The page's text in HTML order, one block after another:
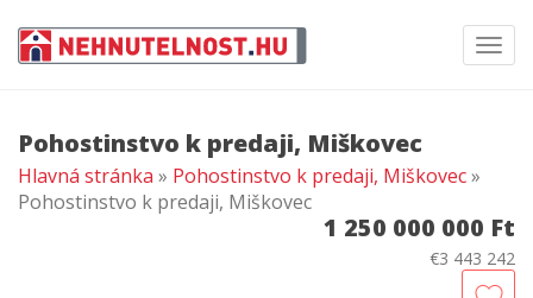
Pohostinstvo k predaji, Miškovec
Hlavná stránka » Pohostinstvo k predaji, Miškovec»
Pohostinstvo k predaji, Miškovec
1 250 000 000 Ft
€3 443 242